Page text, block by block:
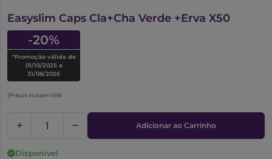
Easyslim Caps Cla+Cha Verde +Erva X50
-20%
*Promoção válida de
01/10/2025 a
31/08/2026
(Preços incluem IVA)
Adicionar ao Carrinho
Disponível